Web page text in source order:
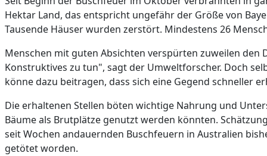
Hektar Land, das entspricht ungefähr der Größe von
Tausende Häuser wurden zerstört. Mindestens 26
Menschen mit guten Absichten verspürten zuweilen den
Konstruktives zu tun", sagt der Umweltforscher. Doch
könne dazu beitragen, dass sich eine Gegend schneller
Die erhaltenen Stellen böten wichtige Nahrung und
Bäume als Brutplätze genutzt werden könnten.
seit Wochen andauernden Buschfeuern in Australien
getötet worden.